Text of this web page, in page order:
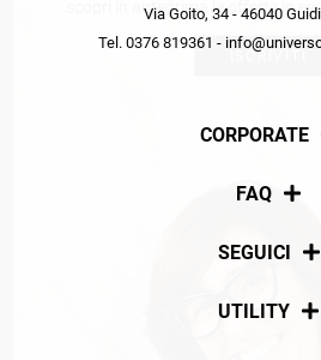
Via Goito, 34 - 46040
Tel. 0376 819361 -
CORPORATE
Chi siamo
FAQ
Pagamenti
SEGUICI
Social
UTILITY
scopri in anteprima le offerte in
ISCRIVITI